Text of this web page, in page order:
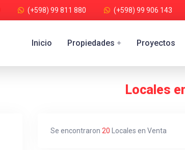
(+598) 99 811 880 (+598) 99 906 143
Inicio Propiedades + Proyectos
Locales
Se encontraron 20 Locales en Venta